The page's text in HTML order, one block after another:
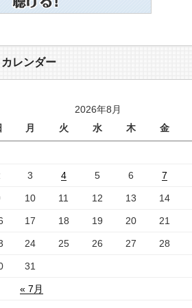
カレンダー
2026年8月
月 火 水 木 金
« 7月
3 4 5 6 7
10 11 12 13 14
17 18 19 20 21
24 25 26 27 28
31